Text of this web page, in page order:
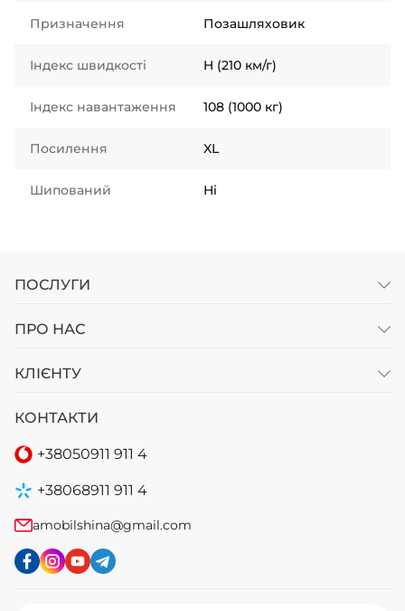
Призначення Позашляховик
Індекс швидкості H (210 км/г)
Індекс навантаження 108 (1000 кг)
Посилення XL
Шипований Ні
ПОСЛУГИ
ПРО НАС
КЛІЄНТУ
КОНТАКТИ
+38050911 911 4
+38068911 911 4
amobilshina@gmail.com